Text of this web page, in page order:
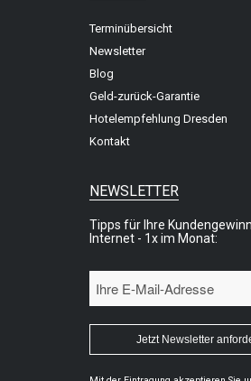
Terminübersicht
Newsletter
Blog
Geld-zurück-Garantie
Hotelempfehlung Dresden
Kontakt
NEWSLETTER
Tipps für Ihre
Internet - 1x im Monat: